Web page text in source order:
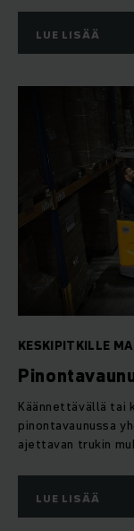
LUE LISÄÄ
KESKIPITKILLE
Käännettävällä tai
pinontavaunussa
ajettavan trukin
LUE LISÄÄ